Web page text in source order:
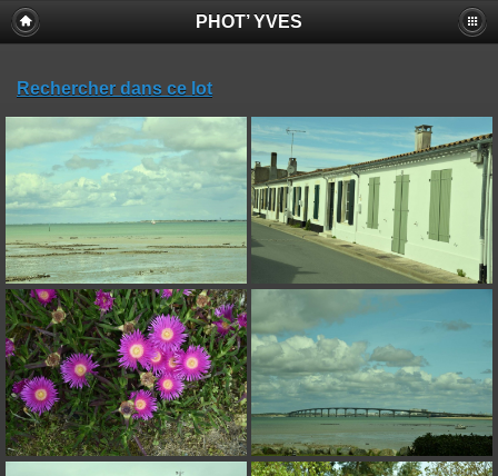
PHOT’ YVES
Rechercher dans ce lot